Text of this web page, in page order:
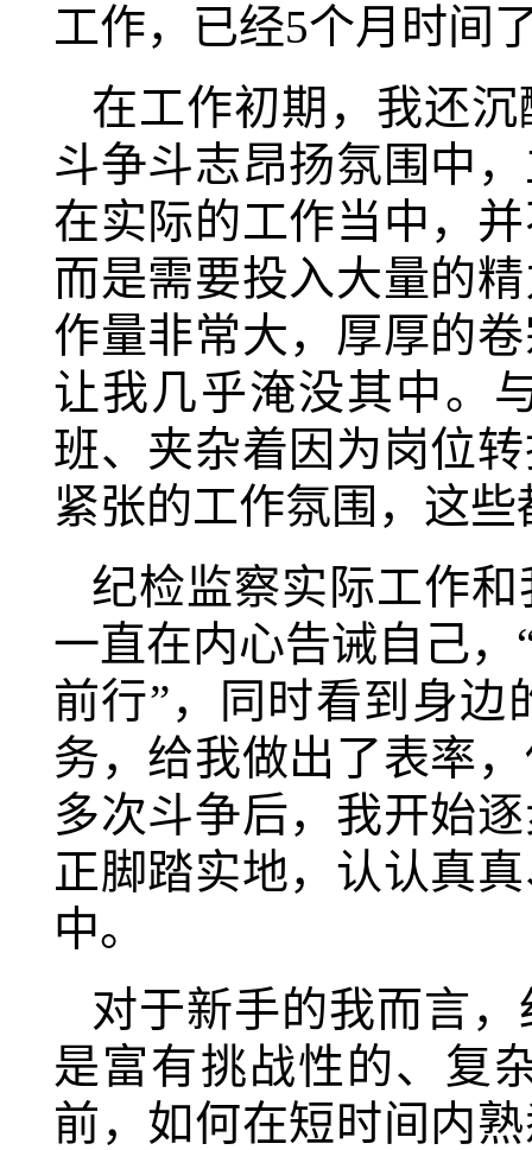
工作，已经5个月时间
在工作初期，我还
斗争斗志昂扬氛围中
在实际的工作当中，
而是需要投入大量的
作量非常大，厚厚的
让我几乎淹没其中。
班、夹杂着因为岗位
紧张的工作氛围，这
纪检监察实际工作
一直在内心告诫自己
前行”，同时看到身
务，给我做出了表率
多次斗争后，我开始
正脚踏实地，认认真
中。
对于新手的我而言
是富有挑战性的、复
前，如何在短时间内